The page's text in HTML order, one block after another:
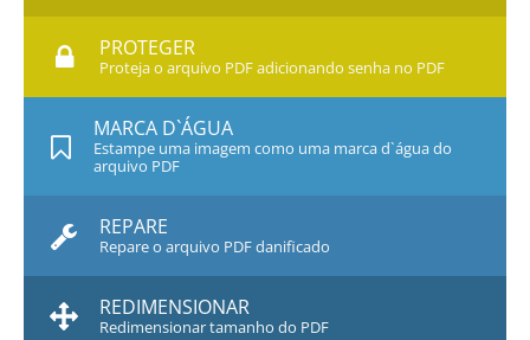
PROTEGER
Proteja o arquivo PDF adicionando senha no PDF
MARCA D`ÁGUA
Estampe uma imagem como uma marca d`água do
arquivo PDF
REPARE
Repare o arquivo PDF danificado
REDIMENSIONAR
Redimensionar tamanho do PDF